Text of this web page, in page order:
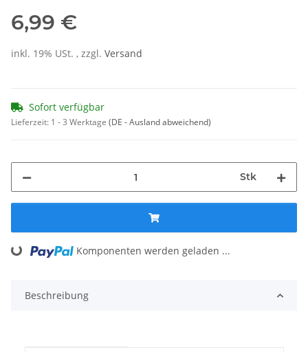
6,99 €
inkl. 19% USt. , zzgl. Versand
Sofort verfügbar
Lieferzeit: 1 - 3 Werktage (DE - Ausland abweichend)
Stk
Loading... Komponenten werden geladen ...
Beschreibung